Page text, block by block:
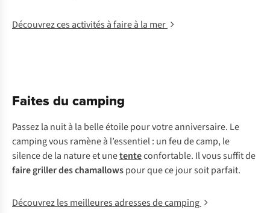
Découvrez ces activités à faire à la mer
Faites du camping
Passez la nuit à la belle étoile pour votre anniversaire. Le
camping vous ramène à l’essentiel : un feu de camp, le
silence de la nature et unetenteconfortable. Il vous suffit de
faire griller des chamallowspour que ce jour soit parfait.
Découvrez les meilleures adresses de camping